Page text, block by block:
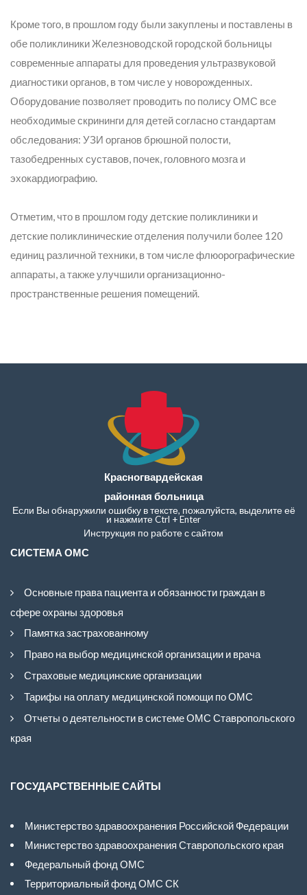
Кроме того, в прошлом году были закуплены и поставлены в
обе поликлиники Железноводской городской больницы
современные аппараты для проведения ультразвуковой
диагностики органов, в том числе у новорожденных.
Оборудование позволяет проводить по полису ОМС все
необходимые скрининги для детей согласно стандартам
обследования: УЗИ органов брюшной полости,
тазобедренных суставов, почек, головного мозга и
эхокардиографию.
Отметим, что в прошлом году детские поликлиники и
детские поликлинические отделения получили более 120
единиц различной техники, в том числе флюорографические
аппараты, а также улучшили организационно-
пространственные решения помещений.
Красногвардейская
районная больница
Если Вы обнаружили ошибку в тексте, пожалуйста, выделите её
и нажмите Ctrl + Enter
Инструкция по работе с сайтом
СИСТЕМА ОМС
Основные права пациента и обязанности граждан в
сфере охраны здоровья
Памятка застрахованному
Право на выбор медицинской организации и врача
Страховые медицинские организации
Тарифы на оплату медицинской помощи по ОМС
Отчеты о деятельности в системе ОМС Ставропольского
края
ГОСУДАРСТВЕННЫЕ САЙТЫ
Министерство здравоохранения Российской Федерации
Министерство здравоохранения Ставропольского края
Федеральный фонд ОМС
Территориальный фонд ОМС СК